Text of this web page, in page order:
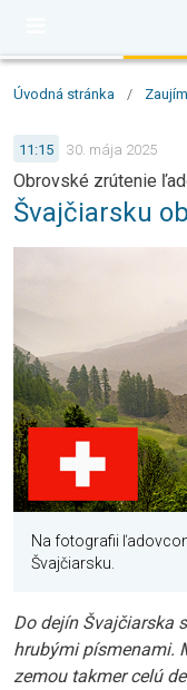
Úvodná stránka /
11:15 30. mája 2025
Obrovské zrútenie
Švajčiarsku
Na fotografii
Švajčiarsku.
Do dejín Švajčiarska
hrubými písmenami.
zemou takmer celú